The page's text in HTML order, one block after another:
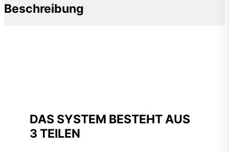
Beschreibung
DAS SYSTEM BESTEHT AUS
3 TEILEN